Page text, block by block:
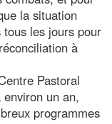
la situation
tous les jours pour
à
Pastoral
un an,
programmes